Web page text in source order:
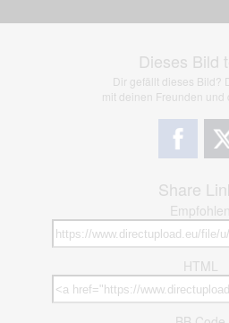
Dieses Bild
Dir gefällt dieses Bild?
mit deinen Freunden und
Share
Empfohlen
HTML